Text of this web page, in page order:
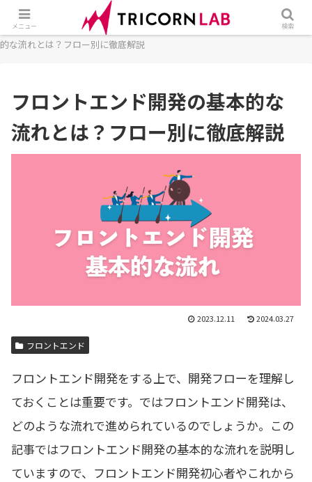
ホーム フロントエンド
フロントエンド開発の基本
的な流れとは？フロー別に徹底解説
フロントエンド開発の基本的な
流れとは？フロー別に徹底解説
2023.12.11 2024.03.27
フロントエンド
フロントエンド開発をする上で、開発フローを理解し
ておくことは重要です。ではフロントエンド開発は、
どのような流れで進められているのでしょうか。この
記事ではフロントエンド開発の基本的な流れを説明し
ていますので、フロントエンド開発初心者やこれから
メニュー 検索